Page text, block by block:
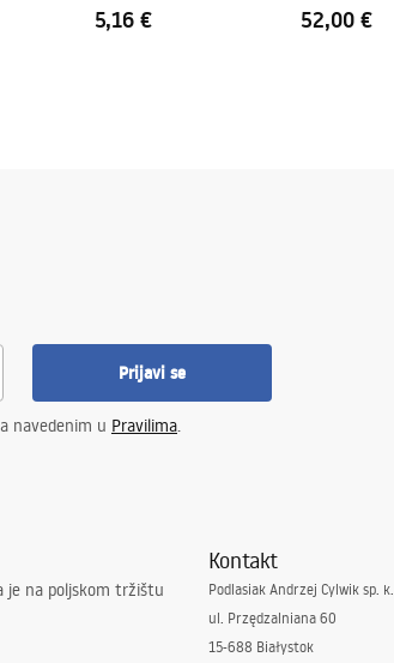
5,16 € 52,00 €
Prijavi se
navedenim u Pravilima.
je na poljskom tržištu
Kontakt
Podlasiak Andrzej Cylwik sp. k.
ul. Przędzalniana 60
15-688 Białystok